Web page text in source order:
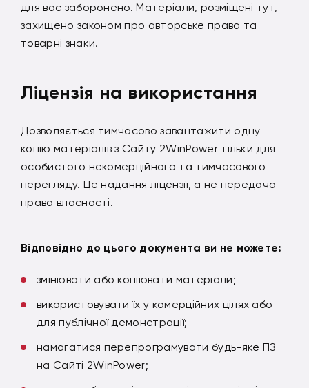
для вас заборонено. Матеріали, розміщені тут,
захищено законом про авторське право та
товарні знаки.
Ліцензія на використання
Дозволяється тимчасово завантажити одну
копію матеріалів з Сайту 2WinPower тільки для
особистого некомерційного та тимчасового
перегляду. Це надання ліцензії, а не передача
права власності.
Відповідно до цього документа ви не можете:
змінювати або копіювати матеріали;
використовувати їх у комерційних цілях або
для публічної демонстрації;
намагатися перепрограмувати будь-яке ПЗ
на Сайті 2WinPower;